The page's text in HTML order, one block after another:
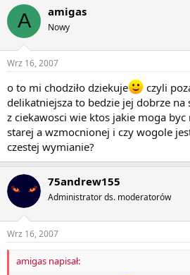
A amigas
Nowy
Wrz 16, 2007
o to mi chodziło dziekuje
czyli
delikatniejsza to bedzie jej dobrze
z ciekawosci wie ktos jakie moga
starej a wzmocnionej i czy wogole
czestej wymianie?
75andrew155
Administrator ds. moderatorów
Wrz 16, 2007
amigas napisał: